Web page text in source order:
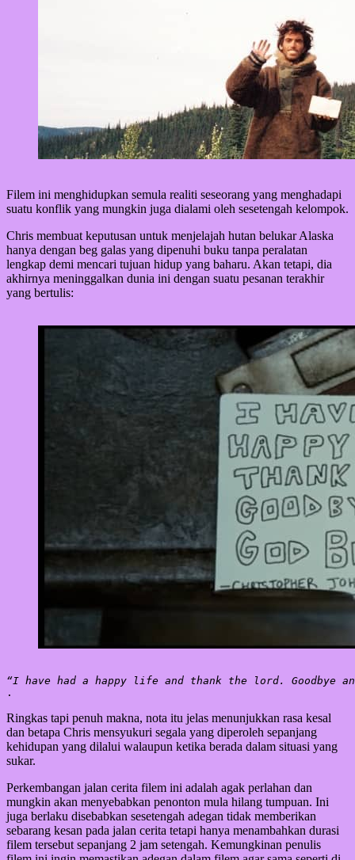
Filem ini menghidupkan semula realiti seseorang yang menghadapi
suatu konflik yang mungkin juga dialami oleh sesetengah kelompok.
Chris membuat keputusan untuk menjelajah hutan belukar Alaska
hanya dengan beg galas yang dipenuhi buku tanpa peralatan
lengkap demi mencari tujuan hidup yang baharu. Akan tetapi, dia
akhirnya meninggalkan dunia ini dengan suatu pesanan terakhir
yang bertulis:
“I have had a happy life and thank the lord. Goodbye
.
Ringkas tapi penuh makna, nota itu jelas menunjukkan rasa kesal
dan betapa Chris mensyukuri segala yang diperoleh sepanjang
kehidupan yang dilalui walaupun ketika berada dalam situasi yang
sukar.
Perkembangan jalan cerita filem ini adalah agak perlahan dan
mungkin akan menyebabkan penonton mula hilang tumpuan. Ini
juga berlaku disebabkan sesetengah adegan tidak memberikan
sebarang kesan pada jalan cerita tetapi hanya menambahkan durasi
filem tersebut sepanjang 2 jam setengah. Kemungkinan penulis